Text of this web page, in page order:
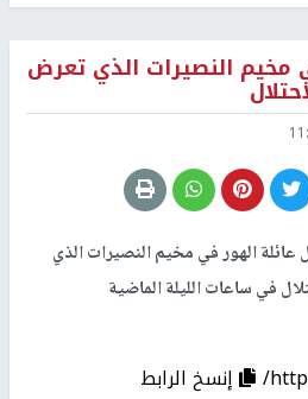
مخيم النصيرات الذي تعرض
عائلة الهور في مخيم النصيرات الذي
في ساعات الليلة الماضية
إنسخ الرابط